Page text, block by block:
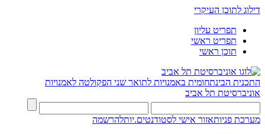
דילוג לתוכן העיקרי
תפריט עליון
תפריט ראשי
תוכן ראשי
התכנית הבינתחומית באמנויות לתואר שני הפקולטה לאמנויות
אוניברסיטת תל אביב
מערכת פניותאזור אישי לסטודנטים.יותלהרשמה